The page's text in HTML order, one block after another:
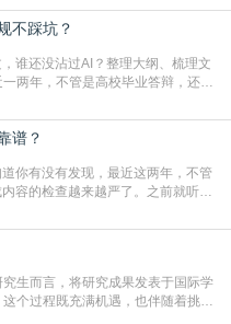
内容的审查是严谨投稿流程中不可
大家介绍“投稿SCI有查重吗”。
S
不踩坑？
谁还没沾过AI？整理大纲、梳理文
两年，不管是高校毕业答辩，还是
查重到底有啥区别？这里说透：普
例，防的是抄袭；AI查重查的是你
谱？
你有没有发现，最近这两年，不管
容的检查越来越严了。之前就听身
冤了。现在国内多数高校和核心期
生成内容辅助写作，必须明确标
生而言，将研究成果发表于国际学
个过程既充满机遇，也伴随着挑